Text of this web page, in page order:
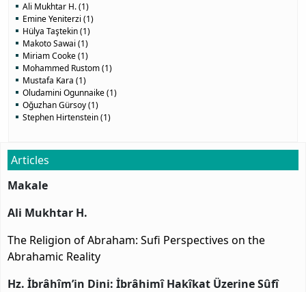
Ali Mukhtar H. (1)
Emine Yeniterzi (1)
Hülya Taştekin (1)
Makoto Sawai (1)
Miriam Cooke (1)
Mohammed Rustom (1)
Mustafa Kara (1)
Oludamini Ogunnaike (1)
Oğuzhan Gürsoy (1)
Stephen Hirtenstein (1)
Articles
Makale
Ali Mukhtar H.
The Religion of Abraham: Sufi Perspectives on the
Abrahamic Reality
Hz. İbrâhîm’in Dini: İbrâhimî Hakîkat Üzerine Sûfî